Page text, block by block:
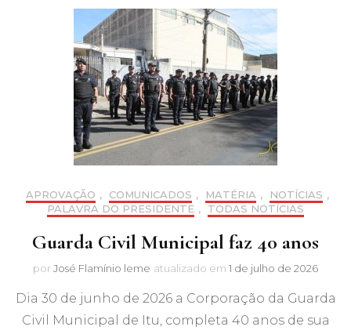
APROVAÇÃO , COMUNICADOS , MATÉRIA , NOTÍCIAS ,
PALAVRA DO PRESIDENTE , TODAS NOTÍCIAS
Guarda Civil Municipal faz 40 anos
por José Flamínio leme atualizado em 1 de julho de 2026
Dia 30 de junho de 2026 a Corporação da Guarda
Civil Municipal de Itu, completa 40 anos de sua